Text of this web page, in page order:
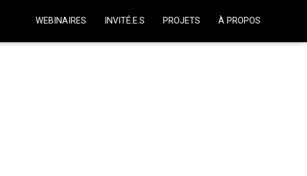
WEBINAIRES INVITÉ.E.S PROJETS À PROPOS